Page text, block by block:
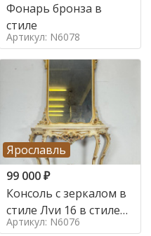
Фонарь бронза в
стиле
Артикул: N6078
Ярославль
99 000₽
Консоль с зеркалом в
стиле Луи 16 в стиле
Луи 16, Италия,
Артикул: N6076